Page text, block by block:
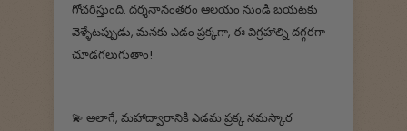
గోచరిస్తుంది. దర్శనానంతరం ఆలయం నుండి బయటకు
వెళ్ళేటప్పుడు, మనకు ఎడం ప్రక్కగా, ఈ విగ్రహాల్ని దగ్గరగా
చూడగలుగుతాం!
💫‌ అలాగే, మహాద్వారానికి ఎడమ ప్రక్క నమస్కార